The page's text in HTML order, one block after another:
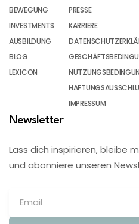
BEWEGUNG
INVESTMENTS
AUSBILDUNG
BLOG
LEXICON
PRESSE
KARRIERE
IMPRESSUM
Newsletter
Lass dich inspirieren, bleibe
und abonniere unseren